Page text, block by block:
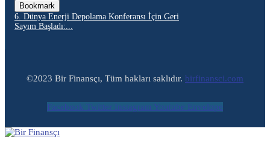
Bookmark
6. Dünya Enerji Depolama Konferansı İçin Geri
Sayım Başladı:...
©2023 Bir Finansçı, Tüm hakları saklıdır. birfinansci.com
Facebook Twitter Instagram Youtube Envelope